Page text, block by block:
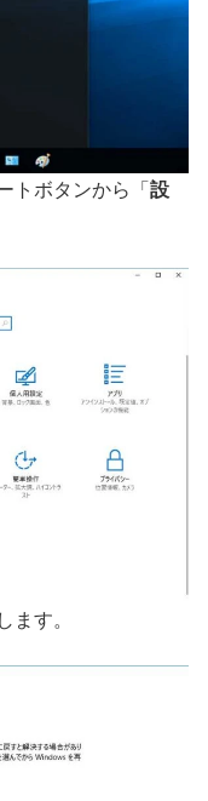
トボタンから「 設
ます。